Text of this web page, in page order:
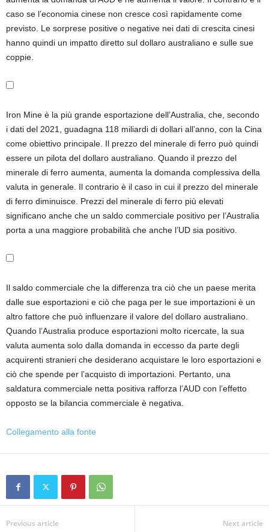
caso se l’economia cinese non cresce così rapidamente come
previsto. Le sorprese positive o negative nei dati di crescita cinesi
hanno quindi un impatto diretto sul dollaro australiano e sulle sue
coppie.
Iron Mine è la più grande esportazione dell’Australia, che, secondo
i dati del 2021, guadagna 118 miliardi di dollari all’anno, con la Cina
come obiettivo principale. Il prezzo del minerale di ferro può quindi
essere un pilota del dollaro australiano. Quando il prezzo del
minerale di ferro aumenta, aumenta la domanda complessiva della
valuta in generale. Il contrario è il caso in cui il prezzo del minerale
di ferro diminuisce. Prezzi del minerale di ferro più elevati
significano anche che un saldo commerciale positivo per l’Australia
porta a una maggiore probabilità che anche l’UD sia positivo.
Il saldo commerciale che la differenza tra ciò che un paese merita
dalle sue esportazioni e ciò che paga per le sue importazioni è un
altro fattore che può influenzare il valore del dollaro australiano.
Quando l’Australia produce esportazioni molto ricercate, la sua
valuta aumenta solo dalla domanda in eccesso da parte degli
acquirenti stranieri che desiderano acquistare le loro esportazioni e
ciò che spende per l’acquisto di importazioni. Pertanto, una
saldatura commerciale netta positiva rafforza l’AUD con l’effetto
opposto se la bilancia commerciale è negativa.
Collegamento alla fonte
Previous article Next article